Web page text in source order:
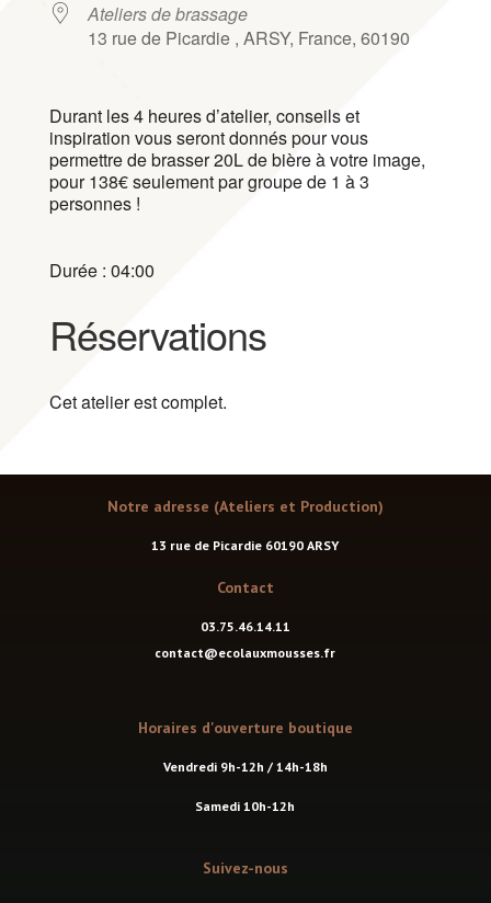
Ateliers de brassage
13 rue de Picardie , ARSY, France, 60190
Durant les 4 heures d’atelier, conseils et
inspiration vous seront donnés pour vous
permettre de brasser 20L de bière à votre image,
pour 138€ seulement par groupe de 1 à 3
personnes !
Durée : 04:00
Réservations
Cet atelier est complet.
Notre adresse (Ateliers et Production)
13 rue de Picardie 60190 ARSY
Contact
03.75.46.14.11
contact@ecolauxmousses.fr
Horaires d'ouverture boutique
Vendredi 9h-12h / 14h-18h
Samedi 10h-12h
Suivez-nous